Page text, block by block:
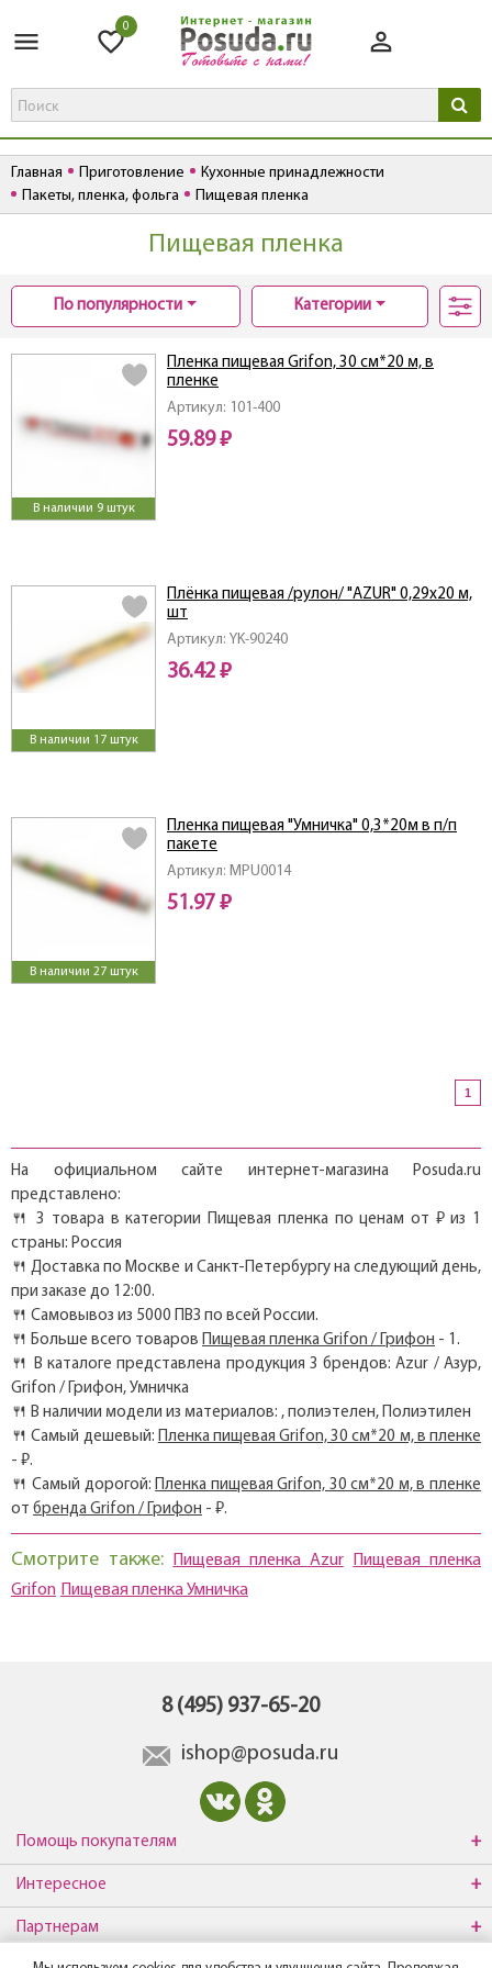
0
Главная Приготовление
Кухонные принадлежности
Пакеты, пленка, фольга
Пищевая пленка
Пищевая пленка
По популярности Категории
В наличии 9 штук
Артикул: 101-400
Пленка пищевая Grifon, 30 см*20 м, в
пленке
59.89 ₽
В наличии 17 штук
Артикул: YK-90240
Плёнка пищевая /рулон/ "AZUR" 0,29х20 м,
шт
36.42 ₽
В наличии 27 штук
Артикул: MPU0014
Пленка пищевая "Умничка" 0,3*20м в п/п
пакете
51.97 ₽
1
На официальном сайте интернет-магазина Posuda.ru
представлено:
🍴 3 товара в категории Пищевая пленка по ценам от ₽ из 1
страны: Россия
🍴 Доставка по Москве и Санкт-Петербургу на следующий день,
при заказе до 12:00.
🍴 Самовывоз из 5000 ПВЗ по всей России.
🍴 Больше всего товаров Пищевая пленка Grifon / Грифон - 1.
🍴 В каталоге представлена продукция 3 брендов: Azur / Азур,
Grifon / Грифон, Умничка
🍴 В наличии модели из материалов: , полиэтелен, Полиэтилен
🍴 Самый дешевый: Пленка пищевая Grifon, 30 см*20 м, в пленке
- ₽.
🍴 Самый дорогой:Пленка пищевая Grifon, 30 см*20 м, в пленке
от бренда Grifon / Грифон - ₽.
Смотрите также: Пищевая пленка Azur Пищевая пленка
Grifon Пищевая пленка Умничка
8 (495) 937-65-20
ishop@posuda.ru
Помощь покупателям
Интересное
Партнерам